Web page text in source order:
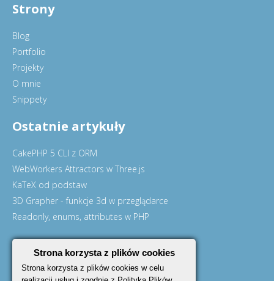
Strony
Blog
Portfolio
Projekty
O mnie
Snippety
Ostatnie artykuły
CakePHP 5 CLI z ORM
WebWorkers Attractors w Three.js
KaTeX od podstaw
3D Grapher - funkcje 3d w przeglądarce
Readonly, enums, attributes w PHP
Flickr photostream
Strona korzysta z plików cookies
Strona korzysta z plików cookies w celu